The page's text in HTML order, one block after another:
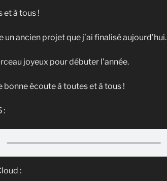
et à tous !
un ancien projet que j’ai finalisé aujourd’hui.
joyeux pour débuter l’année.
bonne écoute à toutes et à tous !
:
: